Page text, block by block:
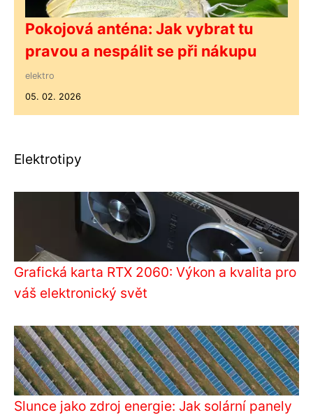
Pokojová anténa: Jak vybrat tu
pravou a nespálit se při nákupu
elektro
05. 02. 2026
Elektrotipy
Grafická karta RTX 2060: Výkon a kvalita pro
váš elektronický svět
Slunce jako zdroj energie: Jak solární panely